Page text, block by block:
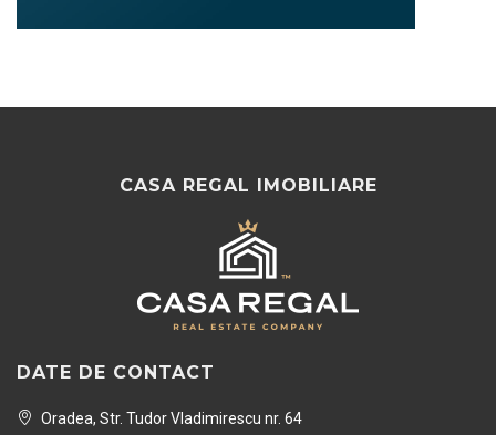
CASA REGAL IMOBILIARE
DATE DE CONTACT
Oradea, Str. Tudor Vladimirescu nr. 64